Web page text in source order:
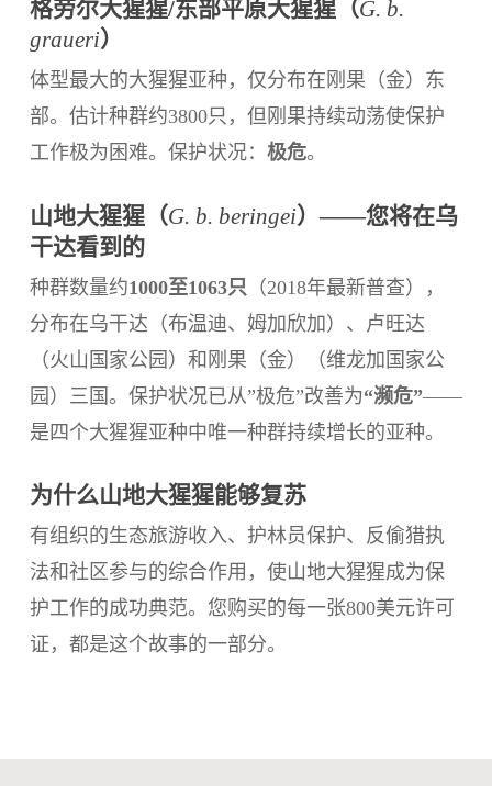
格劳尔大猩猩/东部平原大猩猩（G. b.
graueri）
体型最大的大猩猩亚种，仅分布在刚果（金）东
部。估计种群约3800只，但刚果持续动荡使保护
工作极为困难。保护状况： 极危。
山地大猩猩（G. b. beringei）——您将在乌
干达看到的
种群数量约1000至1063只 （2018年最新普查），
分布在乌干达（布温迪、姆加欣加）、卢旺达
（火山国家公园）和刚果（金）（维龙加国家公
园）三国。保护状况已从”极危”改善为“濒危”——
是四个大猩猩亚种中唯一种群持续增长的亚种。
为什么山地大猩猩能够复苏
有组织的生态旅游收入、护林员保护、反偷猎执
法和社区参与的综合作用，使山地大猩猩成为保
护工作的成功典范。您购买的每一张800美元许可
证，都是这个故事的一部分。